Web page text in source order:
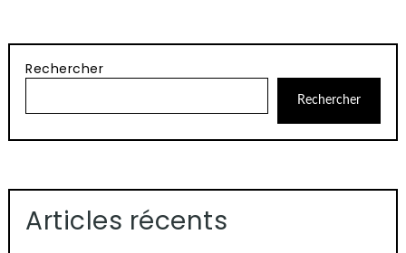
publications
Rechercher
Rechercher
Articles récents